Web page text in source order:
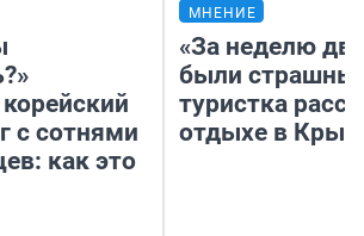
с сотнями
как это
МНЕНИЕ
«За неделю
были
туристка
отдыхе в